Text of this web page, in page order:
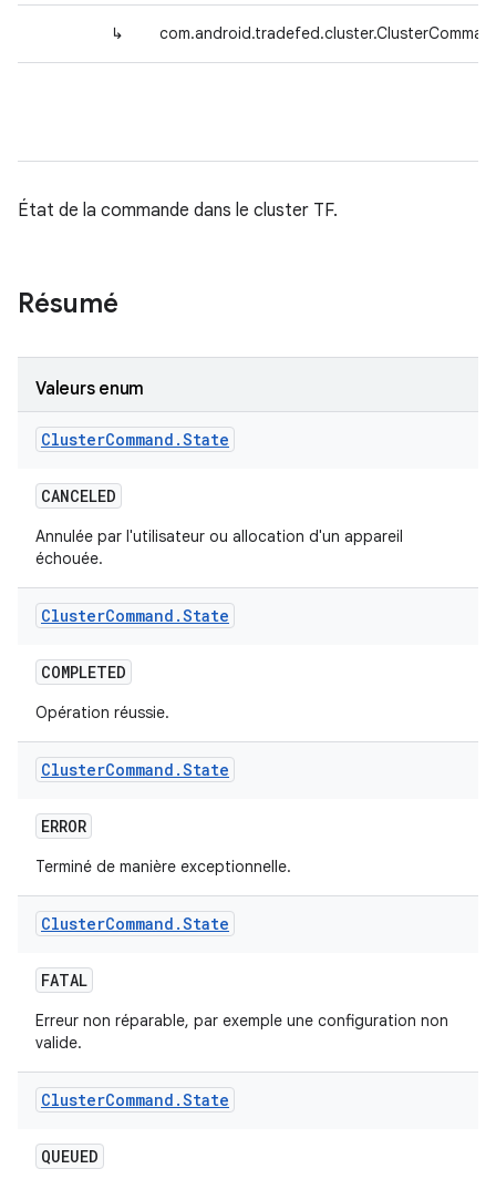
↳
État de la commande dans le cluster TF.
Résumé
Valeurs enum
ClusterCommand .State
CANCELED
Annulée par l'utilisateur ou allocation d'un appareil
échouée.
ClusterCommand .State
COMPLETED
Opération réussie.
ClusterCommand .State
ERROR
Terminé de manière exceptionnelle.
ClusterCommand .State
FATAL
Erreur non réparable, par exemple une configuration non
valide.
ClusterCommand .State
QUEUED